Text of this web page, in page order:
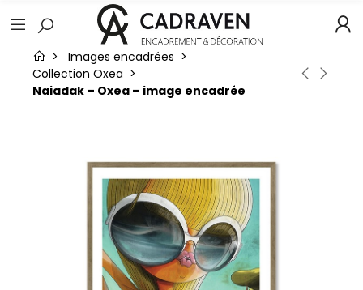
Images encadrées
Collection Oxea
Naiadak – Oxea – image encadrée